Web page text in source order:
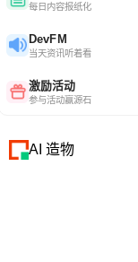
每日内容报纸化
DevFM
当天资讯听着看
激励活动
参与活动赢源石
AI 造物